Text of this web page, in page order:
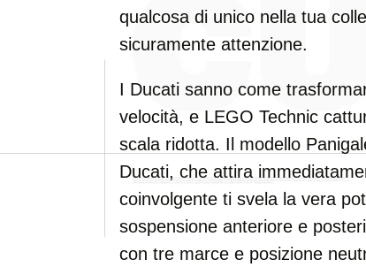
qualcosa di unico nella tua
sicuramente attenzione.
I Ducati sanno come
velocità, e LEGO Technic
scala ridotta. Il modello
Ducati, che attira
coinvolgente ti svela la vera
sospensione anteriore e
con tre marce e posizione